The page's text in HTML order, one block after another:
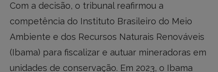
Com a decisão, o tribunal reafirmou a
competência do Instituto Brasileiro do Meio
Ambiente e dos Recursos Naturais Renováveis
(Ibama) para fiscalizar e autuar mineradoras em
unidades de conservação. Em 2023, o Ibama